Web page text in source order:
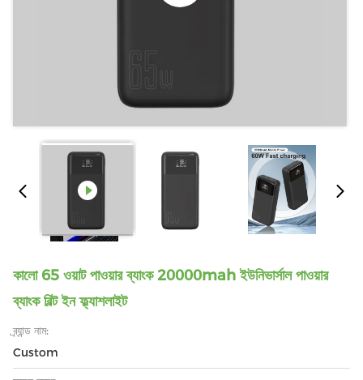
কালো 65 ওয়াট পাওয়ার ব্যাংক 20000mah ইউনিভার্সাল পাওয়ার
ব্যাংক বিল্ট ইন ফ্ল্যাশলাইট
ব্র্যান্ড নাম:
Custom